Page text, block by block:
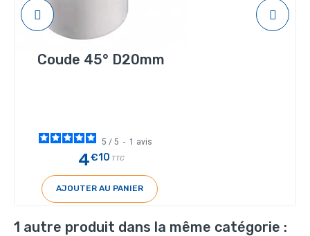
Coude 45° D20mm
5 / 5 - 1 avis
4€10 TTC
AJOUTER AU PANIER
1 autre produit dans la même catégorie :